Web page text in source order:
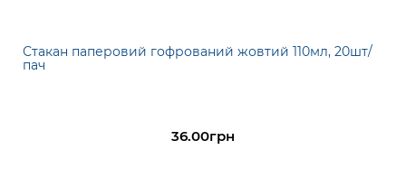
Стакан паперовий гофрований жовтий 110мл, 20шт/
пач
36.00грн